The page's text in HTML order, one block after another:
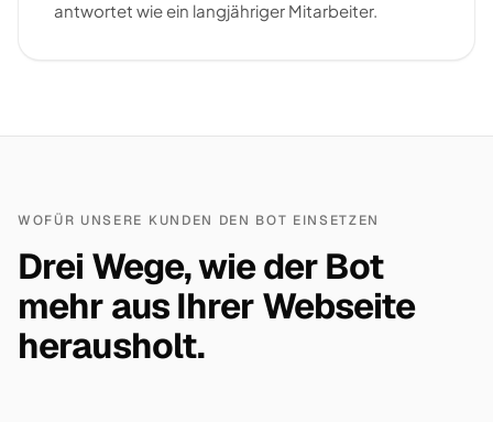
antwortet wie ein langjähriger Mitarbeiter.
WOFÜR UNSERE KUNDEN DEN BOT EINSETZEN
Drei Wege, wie der Bot
mehr aus Ihrer Webseite
herausholt.